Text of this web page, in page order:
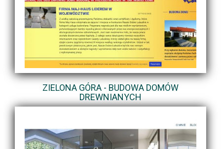
ZIELONA GÓRA - BUDOWA DOMÓW
DREWNIANYCH